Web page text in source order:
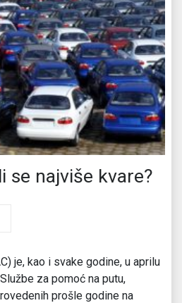
se najviše kvare?
je, kao i svake godine, u aprilu
za pomoć na putu,
prošle godine na